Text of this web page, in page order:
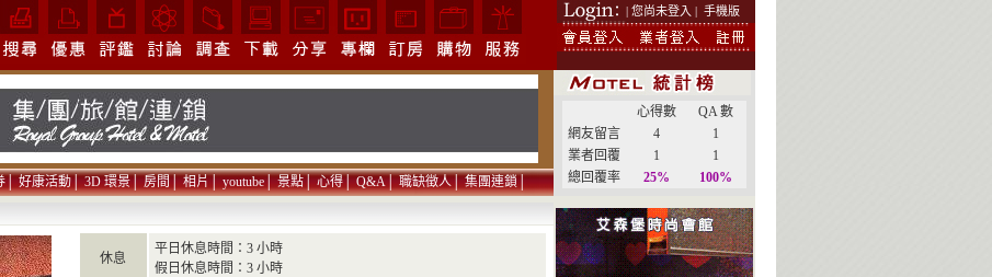
| 您尚未登入 | 手機版
心得數
QA 數
網友留言
4
1
業者回覆
1
1
總回覆率
25% 100%
│好康活動│3D 環景│房間│相片│youtube│景點│心得│Q&A│職缺徵人│集團連鎖│
休息
平日休息時間：3 小時
假日休息時間：3 小時